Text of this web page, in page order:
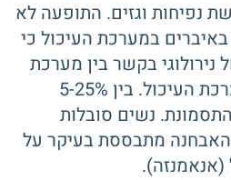
נפיחות וגזים. התופעה לא
במערכת העיכול כי
בקשר בין מערכת
העצבים המרכזית למערכת העיכול. בין 5-25%
נשים סובלות
מתבססת בעיקר על